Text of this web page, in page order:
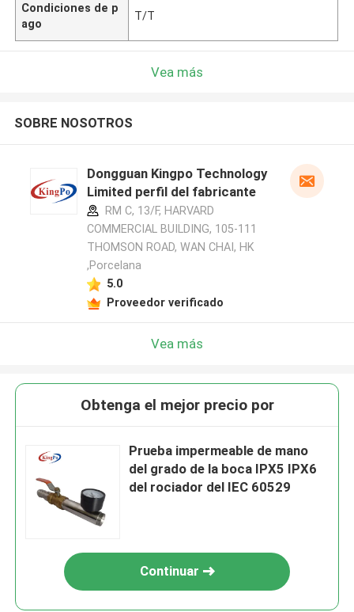
Condiciones de p
ago
T/T
Vea más
SOBRE NOSOTROS
Dongguan Kingpo Technology
Limited perfil del fabricante
RM C, 13/F, HARVARD
COMMERCIAL BUILDING, 105-111
THOMSON ROAD, WAN CHAI, HK
,Porcelana
5.0
Proveedor verificado
Vea más
Obtenga el mejor precio por
Prueba impermeable de mano
del grado de la boca IPX5 IPX6
del rociador del IEC 60529
Continuar